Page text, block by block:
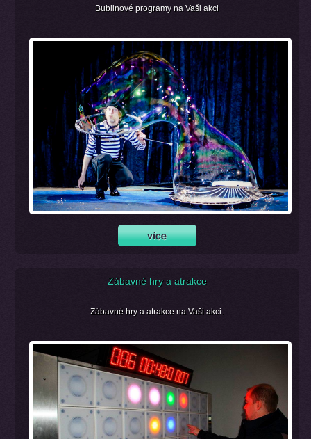
Bublinové programy na Vaši akci
Zábavné hry a atrakce
Zábavné hry a atrakce na Vaši akci.